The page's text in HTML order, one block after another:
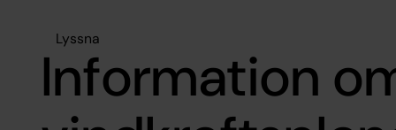
Lyssna
Information